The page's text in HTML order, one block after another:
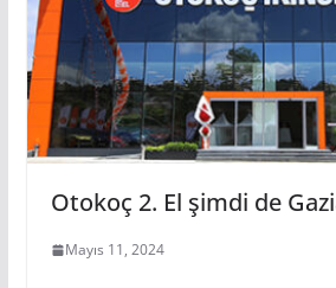
Otokoç 2. El şimdi de
Mayıs 11, 2024